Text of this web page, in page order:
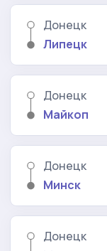
Донецк
Липецк
Донецк
Майкоп
Донецк
Минск
Донецк